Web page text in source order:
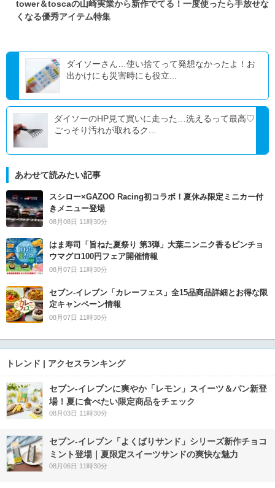
tower＆toscaの山崎実業から新作でてる！一度使ったら手放せな
くなる優秀アイテム特集
ダイソーさん…使い捨てって発想なかったよ！お
出かけにも災害時にも役立...
ダイソーのHP見て買いに走った…洗えるって最高♡
ごっそり汚れが取れるク...
あわせて読みたい記事
スシロー×GAZOO Racing初コラボ！夏休み限定ミニカー付
きメニュー登場
08月08日 11時30分
はま寿司「旨ねた夏祭り 第3弾」大葉ニンニク香るビンチョ
ウマグロ100円フェア開催情報
08月07日 11時30分
セブン‐イレブン「カレーフェス」全15品商品詳細とお得な限
定キャンペーン情報
08月07日 11時30分
トレンド | アクセスランキング
セブン‐イレブンに爽やか「レモン」スイーツ＆パン新登
場！夏に食べたい限定商品をチェック
08月03日 11時30分
セブン‐イレブン「よくばりサンド」シリーズ新作チョコ
ミント登場｜夏限定スイーツサンドの爽快な魅力
08月06日 11時30分